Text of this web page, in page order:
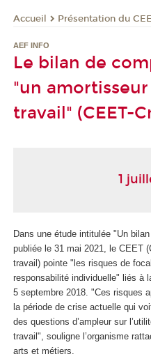
Accueil Présentation du
AEF INFO
Le bilan de
"un
travail" (CEET-
1
Dans une étude intitulée "Un
publiée le 31 mai 2021, le CEET
travail) pointe "les risques de
responsabilité individuelle" liés à
5 septembre 2018. "Ces risques
la période de crise actuelle qui
des questions d’ampleur sur
travail", souligne l’organisme
arts et métiers.